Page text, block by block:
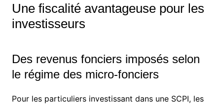
Une fiscalité avantageuse pour les
investisseurs
Des revenus fonciers imposés selon
le régime des micro-fonciers
Pour les particuliers investissant dans une SCPI, les